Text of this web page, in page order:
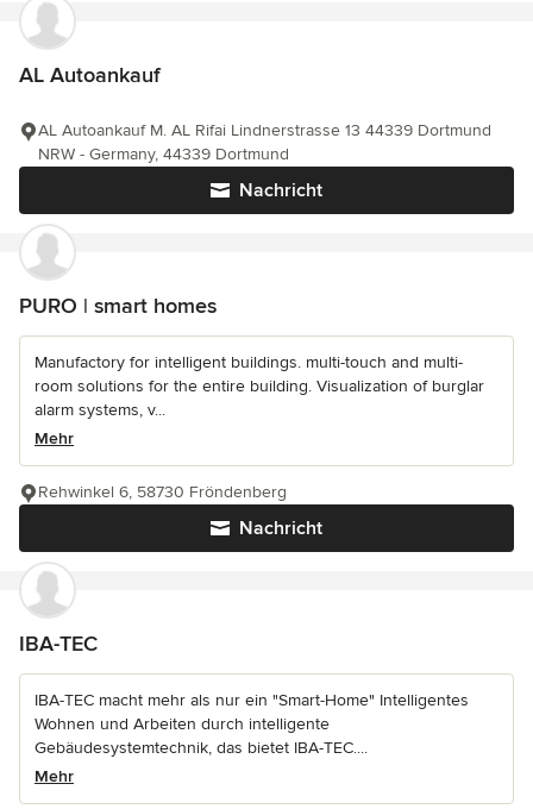
AL Autoankauf
Nachricht
AL Autoankauf M. AL Rifai Lindnerstrasse 13 44339 Dortmund
NRW - Germany, 44339 Dortmund
PURO | smart homes
Manufactory for intelligent buildings. multi-touch and multi-
room solutions for the entire building. Visualization of burglar
alarm systems, v...
Mehr
Nachricht
Rehwinkel 6, 58730 Fröndenberg
IBA-TEC
IBA-TEC macht mehr als nur ein "Smart-Home" Intelligentes
Wohnen und Arbeiten durch intelligente
Gebäudesystemtechnik, das bietet IBA-TEC....
Mehr